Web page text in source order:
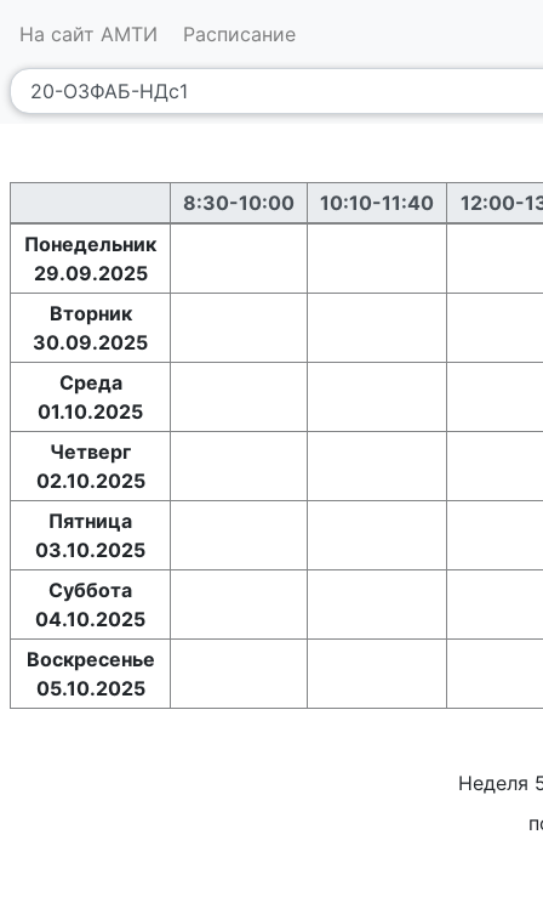
На сайт АМТИ Расписание
8:30-10:00 10:10-11:40
12:00-
Понедельник
29.09.2025
Вторник
30.09.2025
Среда
01.10.2025
Четверг
02.10.2025
Пятница
03.10.2025
Суббота
04.10.2025
Воскресенье
05.10.2025
Неделя